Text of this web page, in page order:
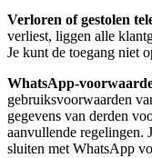
Verloren of gestolen
verliest, liggen alle
Je kunt de toegang niet
WhatsApp-
gebruiksvoorwaarden
gegevens van derden
aanvullende regelingen.
sluiten met WhatsApp